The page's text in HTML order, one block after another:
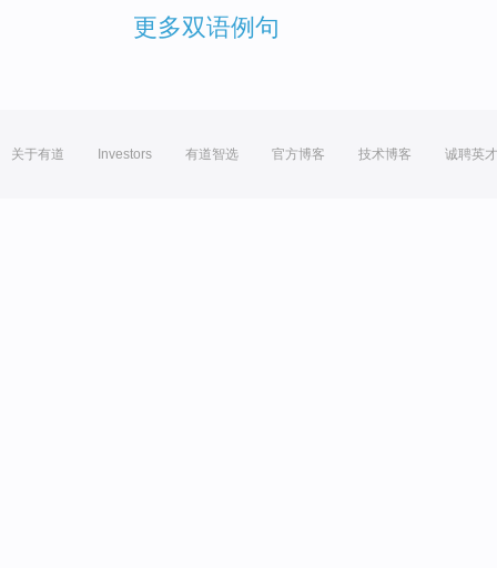
更多双语例句
关于有道 Investors 有道智选 官方博客 技术博客 诚聘英才